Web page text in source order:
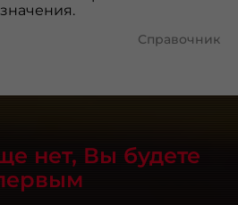
Справочник
нет, Вы будете